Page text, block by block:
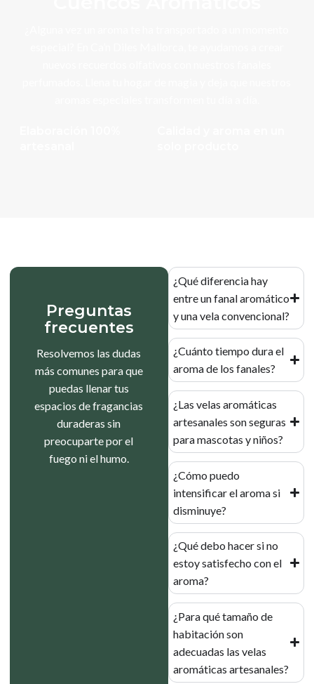
¿Qué diferencia hay
entre un fanal aromático
y una vela convencional?
¿Cuánto tiempo dura el
aroma de los fanales?
¿Las velas aromáticas
artesanales son seguras
para mascotas y niños?
¿Cómo puedo
intensificar el aroma si
disminuye?
¿Qué debo hacer si no
estoy satisfecho con el
aroma?
¿Para qué tamaño de
habitación son
adecuadas las velas
aromáticas artesanales?
Preguntas
frecuentes
Resolvemos las dudas
más comunes para que
puedas llenar tus
espacios de fragancias
duraderas sin
preocuparte por el
fuego ni el humo.